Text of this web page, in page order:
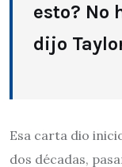
esto? No
dijo
Esa carta dio
dos décadas,